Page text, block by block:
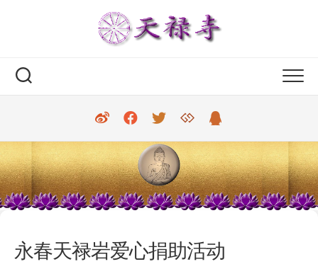
永春天禄岩爱心捐助活动